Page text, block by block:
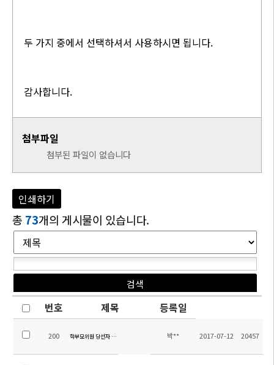
두 가지 중에서 선택하셔서 사용하시면 됩니다.
감사합니다.
첨부파일
첨부된 파일이 없습니다
인쇄하기
총 73개의 게시물이 있습니다.
번호 제목 등록일
200 학부모위원 당선자 확정 공고 박** 2017-07-12 20457